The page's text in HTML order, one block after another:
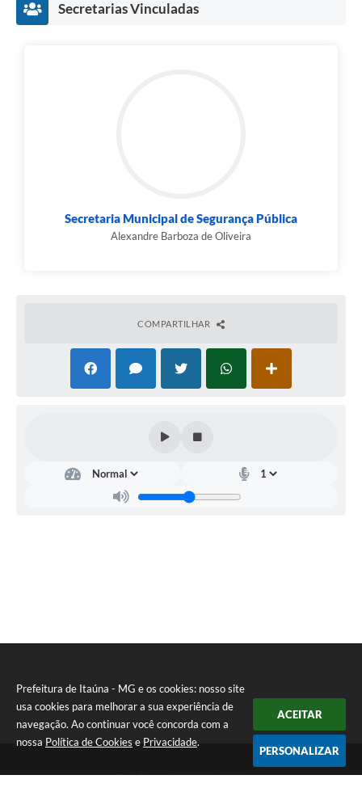
Prefeitura de Itaúna - MG e os cookies: nosso site
usa cookies para melhorar a sua experiência de
navegação. Ao continuar você concorda com a
nossa Política de Cookies e Privacidade.
ACEITAR
PERSONALIZAR
Secretarias Vinculadas
Secretaria Municipal de Segurança Pública
Alexandre Barboza de Oliveira
COMPARTILHAR
Telefone: (37) 3249-9500